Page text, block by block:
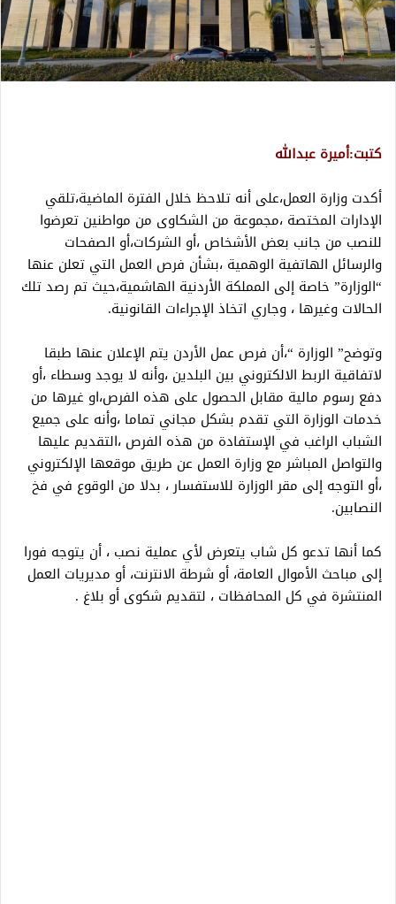
كتبت:أميرة عبدالله
أكدت وزارة العمل،على أنه تلاحظ خلال الفترة الماضية،تلقي
الإدارات المختصة ،مجموعة من الشكاوى من مواطنين تعرضوا
للنصب من جانب بعض الأشخاص ،أو الشركات،أو الصفحات
والرسائل الهاتفية الوهمية ،بشأن فرص العمل التي تعلن عنها
“الوزارة” خاصة إلى المملكة الأردنية الهاشمية،حيث تم رصد تلك
الحالات وغيرها ، وجاري اتخاذ الإجراءات القانونية.
وتوضح” الوزارة “،أن فرص عمل الأردن يتم الإعلان عنها طبقا
لاتفاقية الربط الالكتروني بين البلدين ،وأنه لا يوجد وسطاء ،أو
دفع رسوم مالية مقابل الحصول على هذه الفرص،او غيرها من
خدمات الوزارة التي تقدم بشكل مجاني تماما ،وأنه على جميع
الشباب الراغب في الإستفادة من هذه الفرص ،التقديم عليها
والتواصل المباشر مع وزارة العمل عن طريق موقعها الإلكتروني
،أو التوجه إلى مقر الوزارة للاستفسار ، بدلا من الوقوع في فخ
النصابين.
كما أنها تدعو كل شاب يتعرض لأي عملية نصب ، أن يتوجه فورا
إلى مباحث الأموال العامة، أو شرطة الانترنت، أو مديريات العمل
المنتشرة في كل المحافظات ، لتقديم شكوى أو بلاغ .